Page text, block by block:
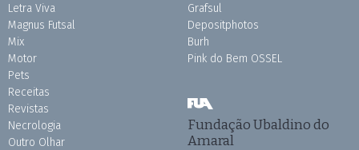
Letra Viva
Magnus Futsal
Mix
Motor
Pets
Receitas
Revistas
Necrologia
Outro Olhar
Grafsul
Depositphotos
Burh
Pink do Bem OSSEL
Fundação Ubaldino do
Amaral